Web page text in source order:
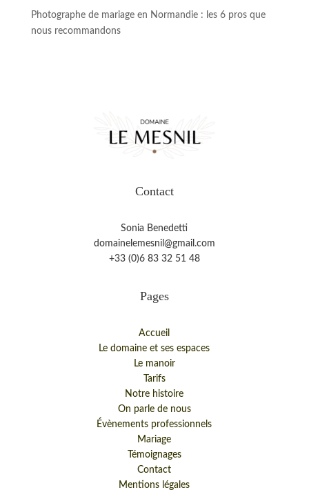
Photographe de mariage en Normandie : les 6 pros que
nous recommandons
Contact
Sonia Benedetti
domainelemesnil@gmail.com
+33 (0)6 83 32 51 48
Pages
Accueil
Le domaine et ses espaces
Le manoir
Tarifs
Notre histoire
On parle de nous
Évènements professionnels
Mariage
Témoignages
Contact
Mentions légales